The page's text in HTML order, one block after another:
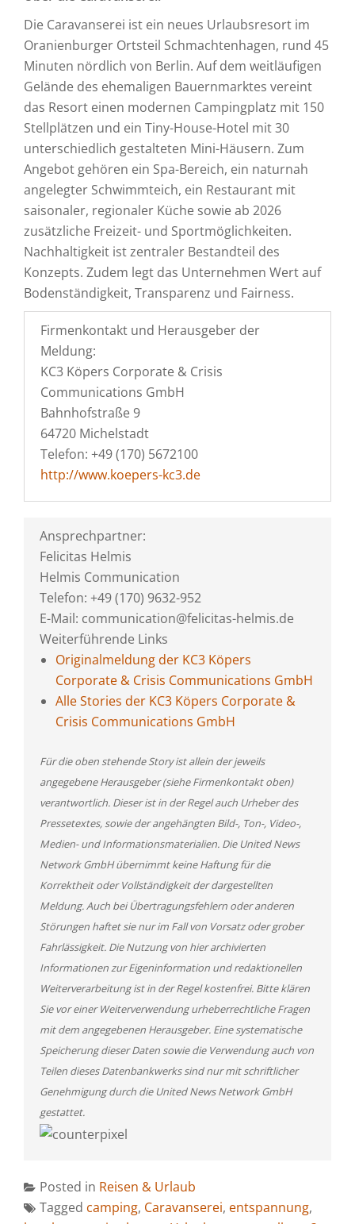
Die Caravanserei ist ein neues Urlaubsresort im
Oranienburger Ortsteil Schmachtenhagen, rund 45
Minuten nördlich von Berlin. Auf dem weitläufigen
Gelände des ehemaligen Bauernmarktes vereint
das Resort einen modernen Campingplatz mit 150
Stellplätzen und ein Tiny-House-Hotel mit 30
unterschiedlich gestalteten Mini-Häusern. Zum
Angebot gehören ein Spa-Bereich, ein naturnah
angelegter Schwimmteich, ein Restaurant mit
saisonaler, regionaler Küche sowie ab 2026
zusätzliche Freizeit- und Sportmöglichkeiten.
Nachhaltigkeit ist zentraler Bestandteil des
Konzepts. Zudem legt das Unternehmen Wert auf
Bodenständigkeit, Transparenz und Fairness.
Firmenkontakt und Herausgeber der
Meldung:
KC3 Köpers Corporate & Crisis
Communications GmbH
Bahnhofstraße 9
64720 Michelstadt
Telefon: +49 (170) 5672100
http://www.koepers-kc3.de
Ansprechpartner:
Felicitas Helmis
Helmis Communication
Telefon: +49 (170) 9632-952
E-Mail: communication@felicitas-helmis.de
Weiterführende Links
Originalmeldung der KC3 Köpers
Corporate & Crisis Communications GmbH
Alle Stories der KC3 Köpers Corporate &
Crisis Communications GmbH
Für die oben stehende Story ist allein der jeweils
angegebene Herausgeber (siehe Firmenkontakt oben)
verantwortlich. Dieser ist in der Regel auch Urheber des
Pressetextes, sowie der angehängten Bild-, Ton-, Video-,
Medien- und Informationsmaterialien. Die United News
Network GmbH übernimmt keine Haftung für die
Korrektheit oder Vollständigkeit der dargestellten
Meldung. Auch bei Übertragungsfehlern oder anderen
Störungen haftet sie nur im Fall von Vorsatz oder grober
Fahrlässigkeit. Die Nutzung von hier archivierten
Informationen zur Eigeninformation und redaktionellen
Weiterverarbeitung ist in der Regel kostenfrei. Bitte klären
Sie vor einer Weiterverwendung urheberrechtliche Fragen
mit dem angegebenen Herausgeber. Eine systematische
Speicherung dieser Daten sowie die Verwendung auch von
Teilen dieses Datenbankwerks sind nur mit schriftlicher
Genehmigung durch die United News Network GmbH
gestattet.
Posted in Reisen & Urlaub
Tagged camping, Caravanserei, entspannung,